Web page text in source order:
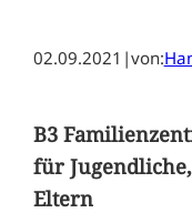
02.09.2021 |von:
B3
für
Eltern